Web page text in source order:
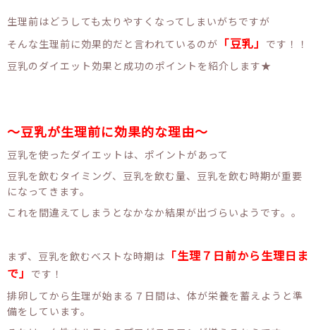
生理前はどうしても太りやすくなってしまいがちですが
そんな生理前に効果的だと言われているのが 「豆乳」 です！！
豆乳のダイエット効果と成功のポイントを紹介します★
～豆乳が生理前に効果的な理由～
豆乳を使ったダイエットは、ポイントがあって
豆乳を飲むタイミング、豆乳を飲む量、豆乳を飲む時期が重要
になってきます。
これを間違えてしまうとなかなか結果が出づらいようです。。
まず、豆乳を飲むベストな時期は 「生理７日前から生理日ま
で」 です！
排卵してから生理が始まる７日間は、体が栄養を蓄えようと準
備をしています。